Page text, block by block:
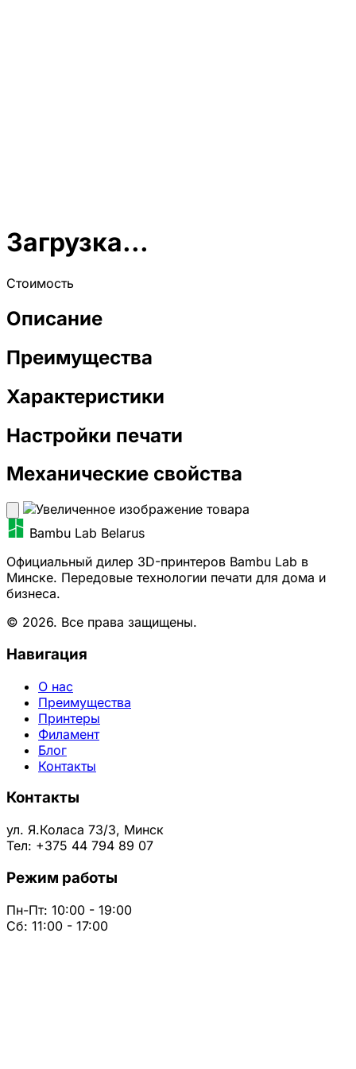
Загрузка...
Стоимость
Описание
Преимущества
Характеристики
Настройки печати
Механические свойства
Bambu Lab Belarus
Официальный дилер 3D-принтеров Bambu Lab в
Минске. Передовые технологии печати для дома и
бизнеса.
© 2026. Все права защищены.
Навигация
О нас
Преимущества
Принтеры
Филамент
Блог
Контакты
Контакты
ул. Я.Коласа 73/3, Минск
Тел: +375 44 794 89 07
Режим работы
Пн-Пт: 10:00 - 19:00
Сб: 11:00 - 17:00